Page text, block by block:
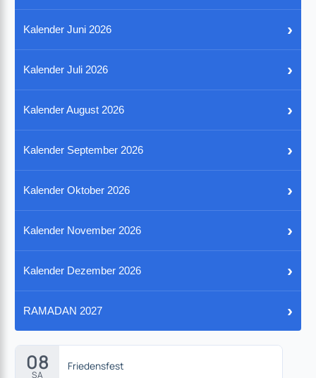
Kalender Juni 2026 ›
Kalender Juli 2026 ›
Kalender August 2026 ›
Kalender September 2026 ›
Kalender Oktober 2026 ›
Kalender November 2026 ›
Kalender Dezember 2026 ›
RAMADAN 2027 ›
08
SA
Friedensfest